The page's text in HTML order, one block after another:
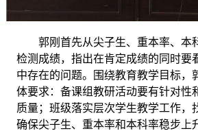
郭刚首先从尖子生、重本率、本
检测成绩，指出在肯定成绩的同时要
中存在的问题。围绕教育教学目标，
体要求：备课组教研活动要有针对性
质量；班级落实层次学生教学工作，
确保尖子生、重本率和本科率稳步上